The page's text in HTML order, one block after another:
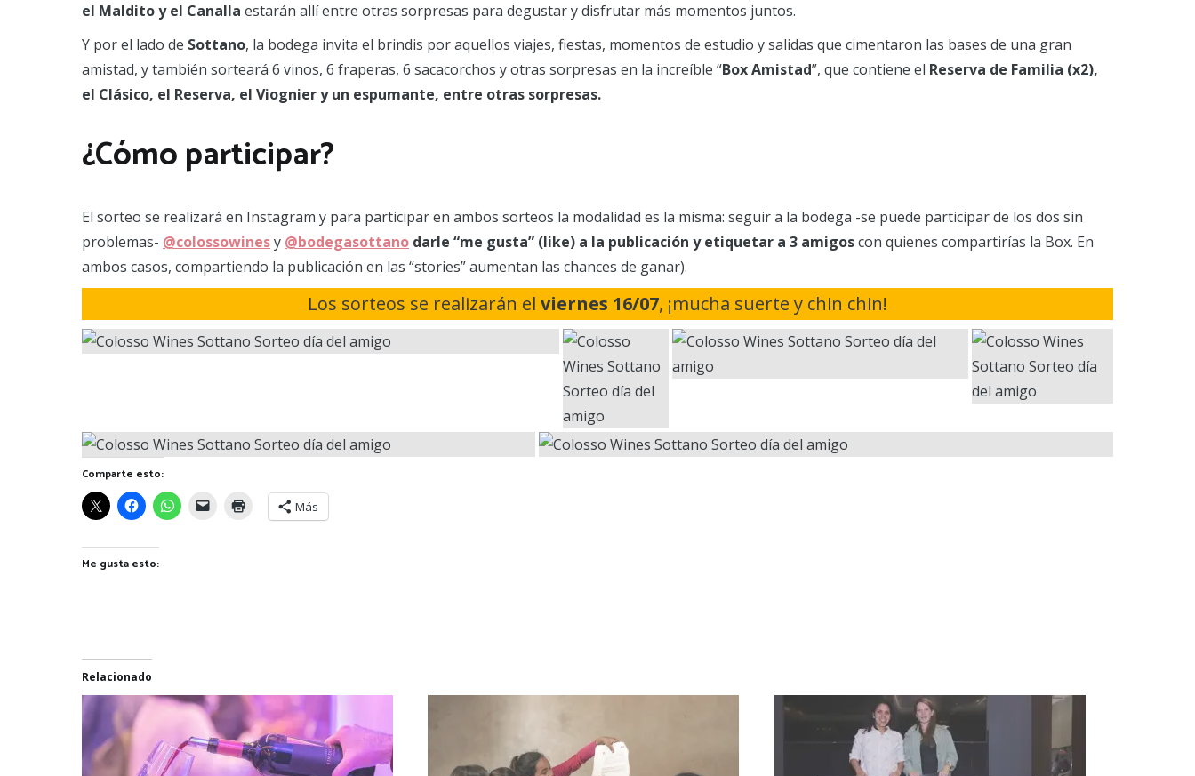
el Maldito y el Canalla estarán allí entre otras sorpresas para degustar y disfrutar más momentos juntos.
Y por el lado de Sottano, la bodega invita el brindis por aquellos viajes, fiestas, momentos de estudio y salidas que cimentaron las bases de una gran
amistad, y también sorteará 6 vinos, 6 fraperas, 6 sacacorchos y otras sorpresas en la increíble “Box Amistad”, que contiene el Reserva de Familia (x2),
el Clásico, el Reserva, el Viognier y un espumante, entre otras sorpresas.
¿Cómo participar?
El sorteo se realizará en Instagram y para participar en ambos sorteos la modalidad es la misma: seguir a la bodega -se puede participar de los dos sin
problemas- @colossowinesy @bodegasottano darle “me gusta” (like) a la publicación y etiquetar a 3 amigoscon quienes compartirías la Box. En
ambos casos, compartiendo la publicación en las “stories” aumentan las chances de ganar).
Los sorteos se realizarán el viernes 16/07, ¡mucha suerte y chin chin!
Comparte esto:
Más
Me gusta esto:
Relacionado